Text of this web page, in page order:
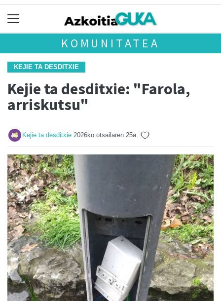
KOMUNITATEA
KEJIE TA DESDITXIE
Kejie ta desditxie: "Farola,
arriskutsu"
Kejie ta desditxie 2026ko otsailaren 25a